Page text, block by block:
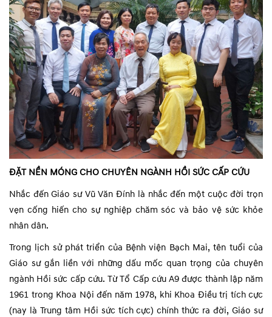
ĐẶT NỀN MÓNG CHO CHUYÊN NGÀNH HỒI SỨC CẤP CỨU
Nhắc đến Giáo sư Vũ Văn Đính là nhắc đến một cuộc đời trọn
vẹn cống hiến cho sự nghiệp chăm sóc và bảo vệ sức khỏe
nhân dân.
Trong lịch sử phát triển của Bệnh viện Bạch Mai, tên tuổi của
Giáo sư gắn liền với những dấu mốc quan trọng của chuyên
ngành Hồi sức cấp cứu. Từ Tổ Cấp cứu A9 được thành lập năm
1961 trong Khoa Nội đến năm 1978, khi Khoa Điều trị tích cực
(nay là Trung tâm Hồi sức tích cực) chính thức ra đời, Giáo sư